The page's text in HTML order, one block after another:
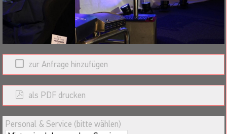
Hochleistungsrechner mit Zubehör
Soundsystem, regelbar, für satten Motorsound
LED Großbildschirm
Werbefläche am Simulator (optional) B: 50cm / H:
30cm
Referenzen (Auszug):
Deutscher Sportpresseball, RTL-Television, EUROSPORT,
Mercedes, Bosch, HENKELL & CO. SEKTKELLEREI KG, SZST
Salzgitter Service und Technik GmbH, APO Bank, Messe
Hannover, Hassia Mineralquellen, Kurhaus Wiesbaden, SV
zur Anfrage hinzufügen
als PDF drucken
Personal & Service (bitte wählen)